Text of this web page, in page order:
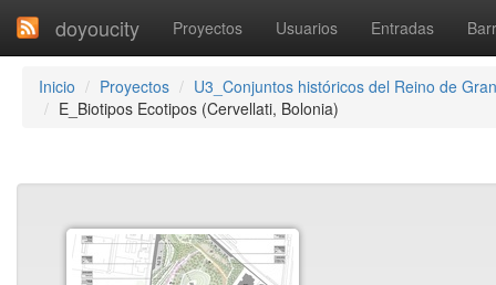
doyoucity Proyectos Usuarios Entradas
Inicio Proyectos
U3_Conjuntos históricos del Reino de
E_Biotipos Ecotipos (Cervellati, Bolonia)